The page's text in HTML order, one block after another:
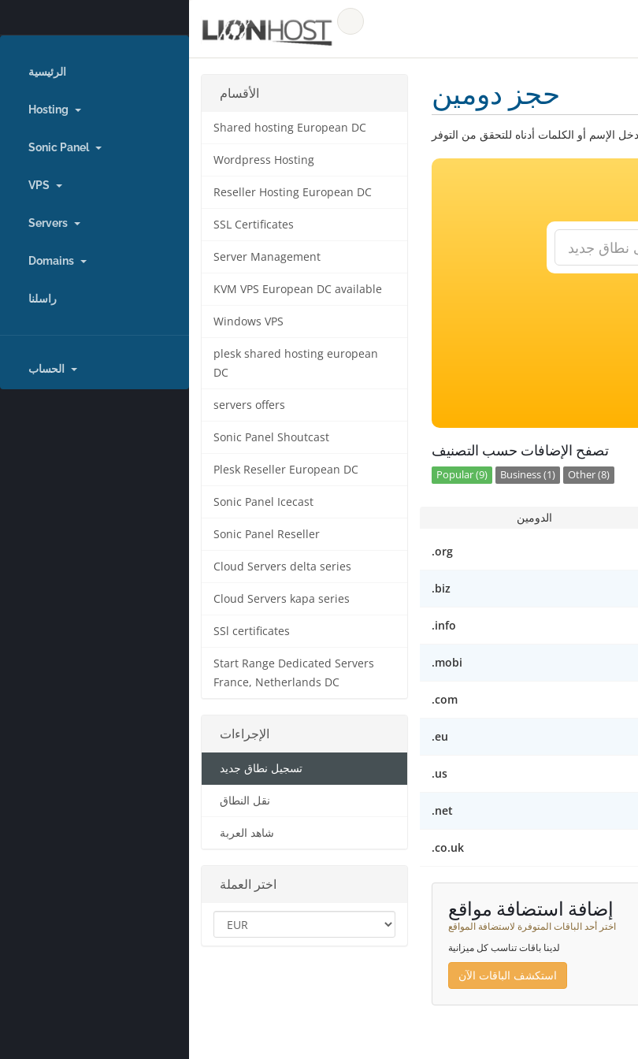
الرئيسية
Hosting
Sonic Panel
VPS
Servers
Domains
راسلنا
الأقسام
Shared hosting European DC
Wordpress Hosting
Reseller Hosting European DC
SSL Certificates
Server Management
KVM VPS European DC available
Windows VPS
plesk shared hosting european
DC
servers offers
Sonic Panel Shoutcast
Plesk Reseller European DC
Sonic Panel Icecast
Sonic Panel Reseller
Cloud Servers delta series
Cloud Servers kapa series
SSl certificates
Start Range Dedicated Servers
France, Netherlands DC
الإجراءات
تسجيل نطاق جديد
نقل النطاق
شاهد العربة
اختر العملة
حجز دومين
تصفح الإضافات حسب التصنيف
Popular (9) Business (1) Other (8)
الدومين
.org
.biz
.info
.mobi
.com
.eu
.us
.net
.co.uk
إضافة استضافة مواقع
اختر أحد الباقات المتوفرة لاستضافة المواقع
لدينا باقات تناسب كل ميزانية
استكشف الباقات الآن